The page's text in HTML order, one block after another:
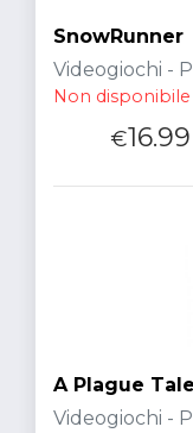
SnowRunner
Videogiochi -
Non disponibile
€16.99
A Plague
Videogiochi -